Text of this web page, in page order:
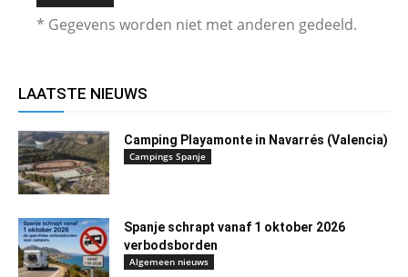
* Gegevens worden niet met anderen gedeeld.
LAATSTE NIEUWS
Camping Playamonte in Navarrés (Valencia)
Campings Spanje
Spanje schrapt vanaf 1 oktober 2026
verbodsborden
Algemeen nieuws